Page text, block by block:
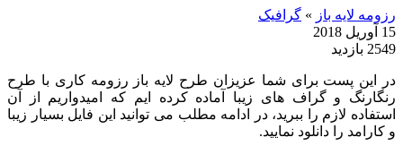
رزومه لایه باز » گرافیک
15 آوریل 2018
2549 بازدید
در این پست برای شما عزیزان طرح لایه باز رزومه کاری با طرح
رنگارنگ و گراف های زیبا آماده کرده ایم که امیدواریم از آن
استفاده لازم را ببرید، در ادامه مطلب می توانید این فایل بسیار زیبا
و کارامد را دانلود نمایید.